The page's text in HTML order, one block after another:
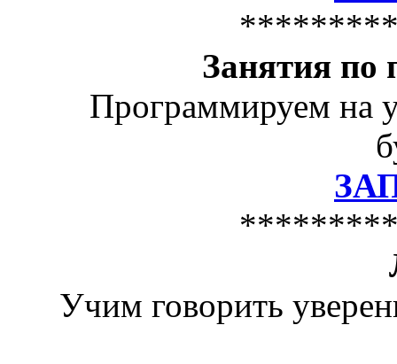
Занятия по
Программируем на
Учим говорить